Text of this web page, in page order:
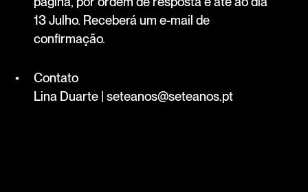
13 Julho. Receberá um e-mail de
confirmação.
Contato
Lina Duarte | seteanos@seteanos.pt